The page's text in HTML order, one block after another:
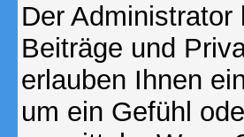
Der
Beiträge und
erlauben Ihnen
um ein Gefühl